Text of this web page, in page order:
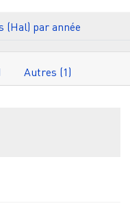
(Hal) par année
Autres (1)